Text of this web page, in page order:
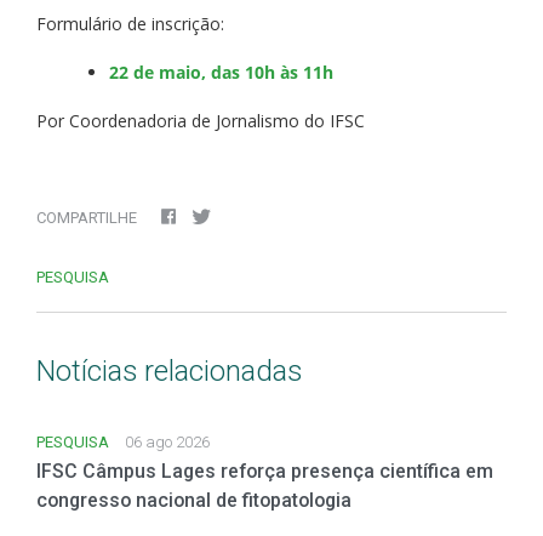
Formulário de inscrição:
22 de maio, das 10h às 11h
Por Coordenadoria de Jornalismo do IFSC
COMPARTILHE
PESQUISA
Notícias relacionadas
PESQUISA 06 ago 2026
IFSC Câmpus Lages reforça presença científica em
congresso nacional de fitopatologia